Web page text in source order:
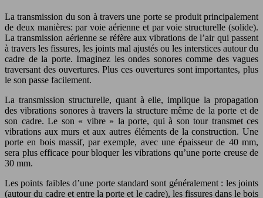
La transmission du son à travers une porte se produit principalement
de deux manières: par voie aérienne et par voie structurelle (solide).
La transmission aérienne se réfère aux vibrations de l’air qui passent
à travers les fissures, les joints mal ajustés ou les interstices autour du
cadre de la porte. Imaginez les ondes sonores comme des vagues
traversant des ouvertures. Plus ces ouvertures sont importantes, plus
le son passe facilement.
La transmission structurelle, quant à elle, implique la propagation
des vibrations sonores à travers la structure même de la porte et de
son cadre. Le son « vibre » la porte, qui à son tour transmet ces
vibrations aux murs et aux autres éléments de la construction. Une
porte en bois massif, par exemple, avec une épaisseur de 40 mm,
sera plus efficace pour bloquer les vibrations qu’une porte creuse de
30 mm.
Les points faibles d’une porte standard sont généralement : les joints
(autour du cadre et entre la porte et le cadre), les fissures dans le bois